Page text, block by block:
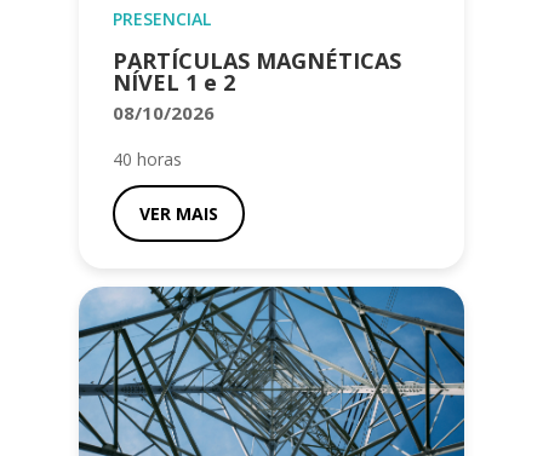
PRESENCIAL
PARTÍCULAS MAGNÉTICAS
NÍVEL 1 e 2
08/10/2026
40 horas
VER MAIS